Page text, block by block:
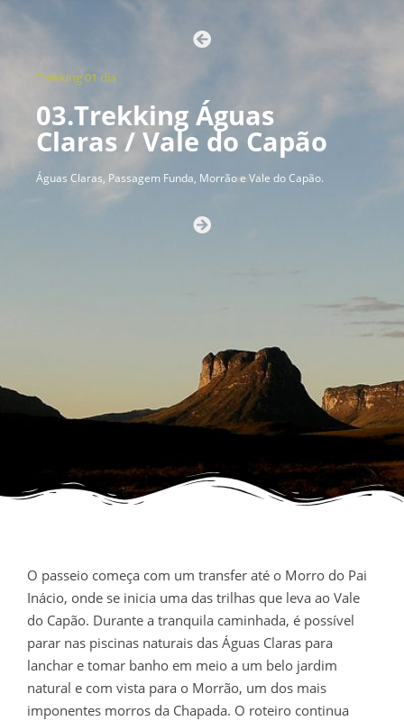
Trekking 01 dia
03.Trekking Águas
Claras / Vale do Capão
Águas Claras, Passagem Funda, Morrão e Vale do Capão.
O passeio começa com um transfer até o Morro do Pai
Inácio, onde se inicia uma das trilhas que leva ao Vale
do Capão. Durante a tranquila caminhada, é possível
parar nas piscinas naturais das Águas Claras para
lanchar e tomar banho em meio a um belo jardim
natural e com vista para o Morrão, um dos mais
imponentes morros da Chapada. O roteiro continua